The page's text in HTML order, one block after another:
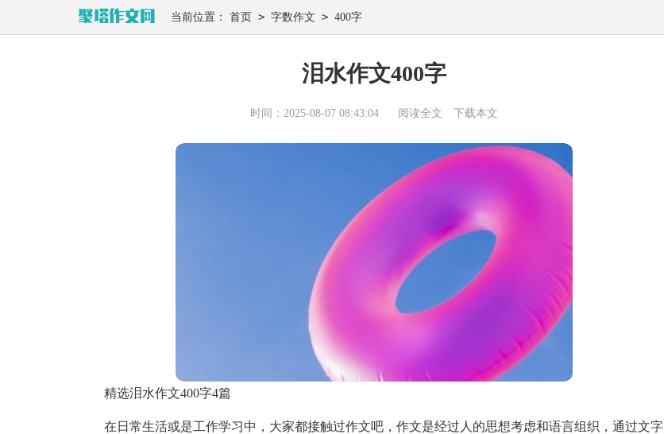
当前位置： 首页 > 字数作文 > 400字
泪水作文400字
时间：2025-08-07 08:43:04 阅读全文 下载本文
精选泪水作文400字4篇
在日常生活或是工作学习中，大家都接触过作文吧，作文是经过人的思想考虑和语言组织，通过文字